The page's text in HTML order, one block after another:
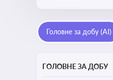
Головне за добу (AI)
ГОЛОВНЕ ЗА ДОБУ